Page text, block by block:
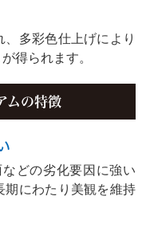
多彩色仕上げにより
得られます。
ムの特徴
どの劣化要因に強い
期にわたり美観を維持